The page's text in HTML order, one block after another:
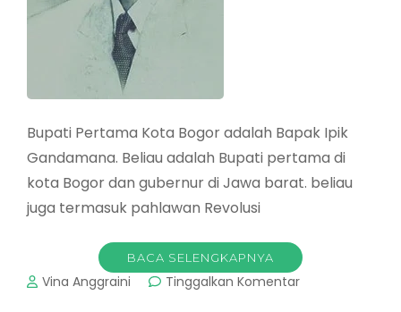
Bupati Pertama Kota Bogor adalah Bapak Ipik
Gandamana. Beliau adalah Bupati pertama di
kota Bogor dan gubernur di Jawa barat. beliau
juga termasuk pahlawan Revolusi
BACA SELENGKAPNYA
Vina Anggraini Tinggalkan Komentarpada